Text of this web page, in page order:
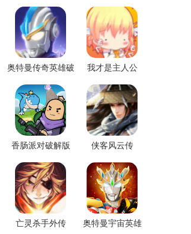
奥特曼传奇英雄破
解版无限钻石2023
我才是主人公
香肠派对破解版 侠客风云传
亡灵杀手外传 奥特曼宇宙英雄